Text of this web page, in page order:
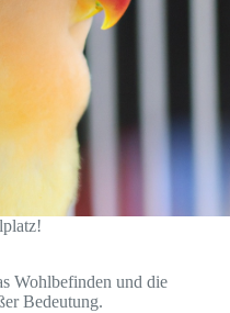
Wohlbefinden und die
Bedeutung.